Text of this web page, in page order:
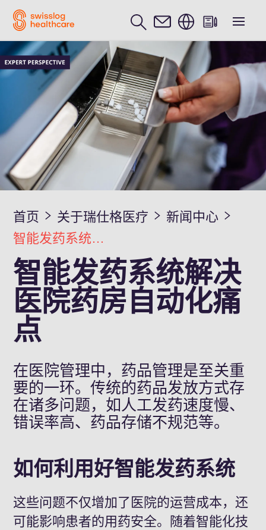
中文 / Chinese
首页 关于瑞仕格医疗
新闻中心
智能发药系统解决医院药房自动化痛点
智能发药系统解决
医院药房自动化痛
点
在医院管理中，药品管理是至关重
要的一环。传统的药品发放方式存
在诸多问题，如人工发药速度慢、
错误率高、药品存储不规范等。
如何利用好智能发药系统
这些问题不仅增加了医院的运营成本，还
可能影响患者的用药安全。随着智能化技